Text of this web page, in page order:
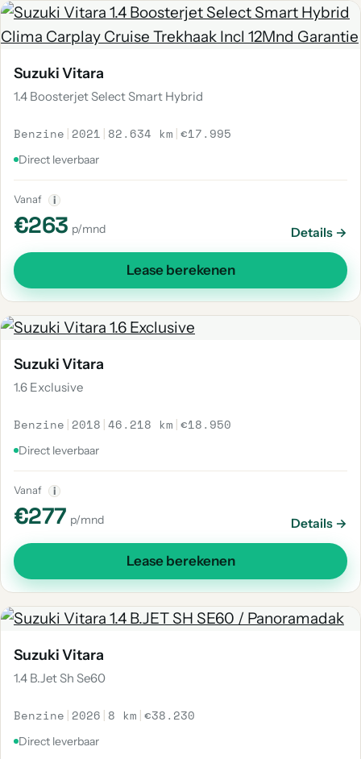
Suzuki Vitara
1.4 Boosterjet Select Smart Hybrid
Benzine | 2021 | 82.634 km |€17.995
Direct leverbaar
Vanaf i
€263 p/mnd Details →
Lease berekenen
Suzuki Vitara
1.6 Exclusive
Benzine | 2018 |46.218 km |€18.950
Direct leverbaar
Vanaf i
€277 p/mnd Details →
Lease berekenen
Suzuki Vitara
1.4 B.Jet Sh Se60
Benzine | 2026 | 8 km |€38.230
Direct leverbaar